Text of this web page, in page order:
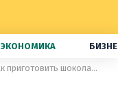
ЭКОНОМИКА
Как приготовить шоколадные пирожные на 14 февраля: простые рецепты